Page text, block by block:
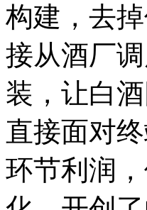
构建，去
接从酒厂
装，让白
直接面对
环节利润